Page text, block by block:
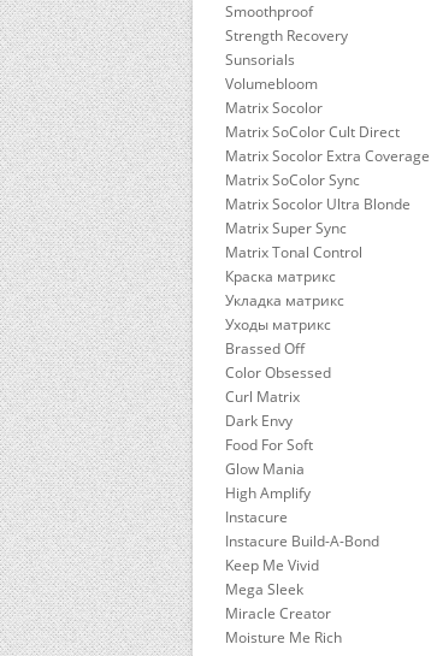
Smoothproof
Strength Recovery
Sunsorials
Volumebloom
Matrix Socolor
Matrix SoColor Cult Direct
Matrix Socolor Extra Coverage
Matrix SoColor Sync
Matrix Socolor Ultra Blonde
Matrix Super Sync
Matrix Tonal Control
Краска матрикс
Укладка матрикс
Уходы матрикс
Brassed Off
Color Obsessed
Curl Matrix
Dark Envy
Food For Soft
Glow Mania
High Amplify
Instacure
Instacure Build-A-Bond
Keep Me Vivid
Mega Sleek
Miracle Creator
Moisture Me Rich